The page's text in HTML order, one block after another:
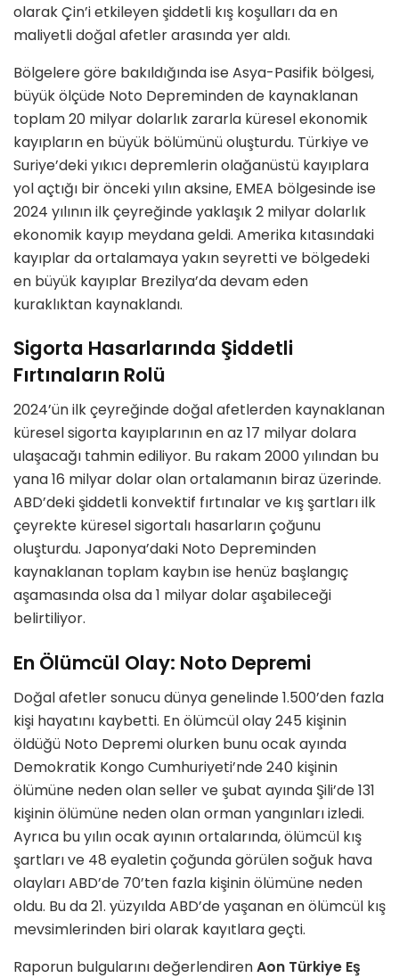
olarak Çin’i etkileyen şiddetli kış koşulları da en
maliyetli doğal afetler arasında yer aldı.
Bölgelere göre bakıldığında ise Asya-Pasifik bölgesi,
büyük ölçüde Noto Depreminden de kaynaklanan
toplam 20 milyar dolarlık zararla küresel ekonomik
kayıpların en büyük bölümünü oluşturdu. Türkiye ve
Suriye’deki yıkıcı depremlerin olağanüstü kayıplara
yol açtığı bir önceki yılın aksine, EMEA bölgesinde ise
2024 yılının ilk çeyreğinde yaklaşık 2 milyar dolarlık
ekonomik kayıp meydana geldi. Amerika kıtasındaki
kayıplar da ortalamaya yakın seyretti ve bölgedeki
en büyük kayıplar Brezilya’da devam eden
kuraklıktan kaynaklandı.
Sigorta Hasarlarında Şiddetli
Fırtınaların Rolü
2024’ün ilk çeyreğinde doğal afetlerden kaynaklanan
küresel sigorta kayıplarının en az 17 milyar dolara
ulaşacağı tahmin ediliyor. Bu rakam 2000 yılından bu
yana 16 milyar dolar olan ortalamanın biraz üzerinde.
ABD’deki şiddetli konvektif fırtınalar ve kış şartları ilk
çeyrekte küresel sigortalı hasarların çoğunu
oluşturdu. Japonya’daki Noto Depreminden
kaynaklanan toplam kaybın ise henüz başlangıç
aşamasında olsa da 1 milyar dolar aşabileceği
belirtiliyor.
En Ölümcül Olay: Noto Depremi
Doğal afetler sonucu dünya genelinde 1.500’den fazla
kişi hayatını kaybetti. En ölümcül olay 245 kişinin
öldüğü Noto Depremi olurken bunu ocak ayında
Demokratik Kongo Cumhuriyeti’nde 240 kişinin
ölümüne neden olan seller ve şubat ayında Şili’de 131
kişinin ölümüne neden olan orman yangınları izledi.
Ayrıca bu yılın ocak ayının ortalarında, ölümcül kış
şartları ve 48 eyaletin çoğunda görülen soğuk hava
olayları ABD’de 70’ten fazla kişinin ölümüne neden
oldu. Bu da 21. yüzyılda ABD’de yaşanan en ölümcül kış
mevsimlerinden biri olarak kayıtlara geçti.
Raporun bulgularını değerlendirenAon Türkiye Eş